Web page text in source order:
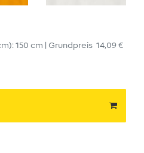
150 cm | Grundpreis 14,09 €